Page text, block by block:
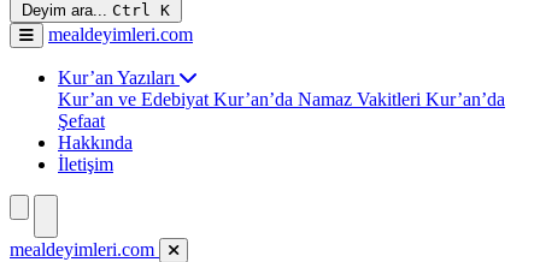
Deyim ara... Ctrl K
mealdeyimleri.com
Kur’an Yazıları
Kur’an ve Edebiyat Kur’an’da Namaz Vakitleri Kur’an’da
Şefaat
Hakkında
İletişim
mealdeyimleri.com